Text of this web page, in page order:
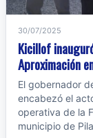
30/07/2025
Kicillof
Aproximación
El gobernador
encabezó el
operativa de la
municipio de